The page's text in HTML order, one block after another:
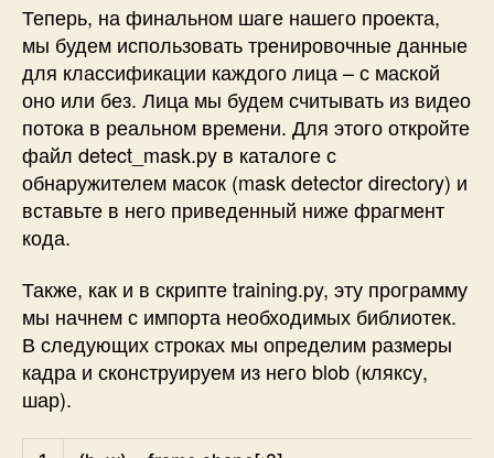
Теперь, на финальном шаге нашего проекта,
мы будем использовать тренировочные данные
для классификации каждого лица – с маской
оно или без. Лица мы будем считывать из видео
потока в реальном времени. Для этого откройте
файл detect_mask.py в каталоге с
обнаружителем масок (mask detector directory) и
вставьте в него приведенный ниже фрагмент
кода.
Также, как и в скрипте training.py, эту программу
мы начнем с импорта необходимых библиотек.
В следующих строках мы определим размеры
кадра и сконструируем из него blob (кляксу,
шар).